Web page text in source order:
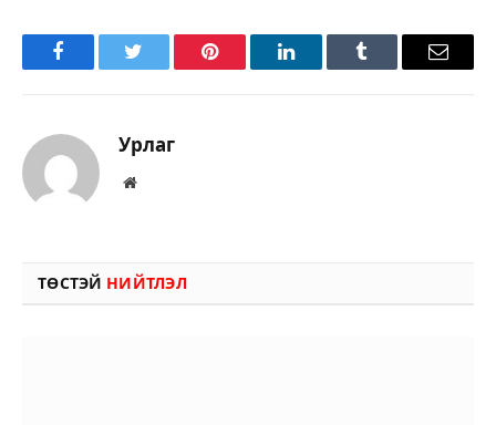
FacebookTwitter Pinterest LinkedInTumblr Имэйл
Урлаг
Вэбсайт
ТӨСТЭЙ НИЙТЛЭЛ